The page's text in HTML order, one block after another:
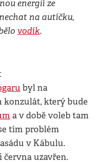
energií ze
na autíčku,
vodík.
byl na
konzulát, který bude
a v době voleb tam
tím problém
v Kábulu.
uzavřen.